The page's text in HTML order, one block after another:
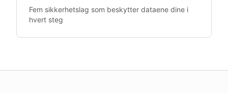
Fem sikkerhetslag som beskytter dataene dine i
hvert steg